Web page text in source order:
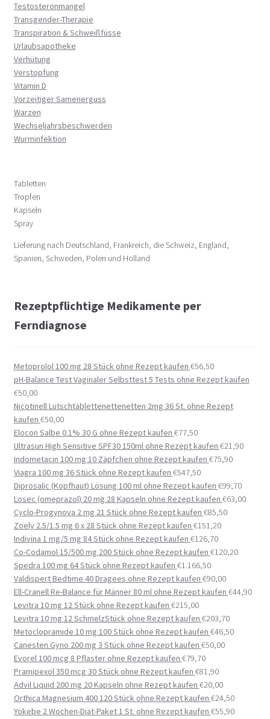
Testosteronmangel
Transgender-Therapie
Transpiration & Schweißfüsse
Urlaubsapotheke
Verhütung
Verstopfung
Vitamin D
Vorzeitiger Samenerguss
Warzen
Wechseljahrsbeschwerden
Wurminfektion
Tabletten
Tropfen
Kapseln
Spray
Lieferung nach Deutschland, Frankreich, die Schweiz, England,
Spanien, Schweden, Polen und Holland
Rezeptpflichtige Medikamente per
Ferndiagnose
Metoprolol 100 mg 28 Stück ohne Rezept kaufen €56,50
pH-Balance Test Vaginaler Selbsttest 5 Tests ohne Rezept kaufen
€50,00
Nicotinell Lutschtablettenettenetten 2mg 36 St. ohne Rezept
kaufen €50,00
Elocon Salbe 0.1% 30 G ohne Rezept kaufen €77,50
Ultrasun High Sensitive SPF30 150ml ohne Rezept kaufen €21,90
Indometacin 100 mg 10 Zäpfchen ohne Rezept kaufen €75,90
Viagra 100 mg 36 Stück ohne Rezept kaufen €547,50
Diprosalic (Kopfhaut) Lösung 100 ml ohne Rezept kaufen €99,70
Losec (omeprazol) 20 mg 28 Kapseln ohne Rezept kaufen €63,00
Cyclo-Progynova 2 mg 21 Stück ohne Rezept kaufen €85,50
Zoely 2.5/1.5 mg 6 x 28 Stück ohne Rezept kaufen €151,20
Indivina 1 mg/5 mg 84 Stück ohne Rezept kaufen €126,70
Co-Codamol 15/500 mg 200 Stück ohne Rezept kaufen €120,20
Spedra 100 mg 64 Stück ohne Rezept kaufen €1.166,50
Valdispert Bedtime 40 Dragees ohne Rezept kaufen €90,00
Ell-Cranell Re-Balance für Männer 80 ml ohne Rezept kaufen €44,90
Levitra 10 mg 12 Stück ohne Rezept kaufen €215,00
Levitra 10 mg 12 SchmelzStück ohne Rezept kaufen €203,70
Metoclopramide 10 mg 100 Stück ohne Rezept kaufen €46,50
Canesten Gyno 200 mg 3 Stück ohne Rezept kaufen €50,00
Evorel 100 mcg 8 Pflaster ohne Rezept kaufen €79,70
Pramipexol 350 mcg 30 Stück ohne Rezept kaufen €81,90
Advil Liquid 200 mg 20 Kapseln ohne Rezept kaufen €20,00
Orthica Magnesium 400 120 Stück ohne Rezept kaufen €24,50
Yokebe 2 Wochen-Diät-Paket 1 St. ohne Rezept kaufen €55,90